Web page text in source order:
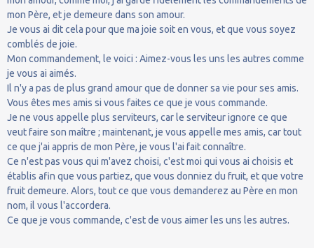
mon Père, et je demeure dans son amour.
Je vous ai dit cela pour que ma joie soit en vous, et que vous soyez
comblés de joie.
Mon commandement, le voici : Aimez-vous les uns les autres comme
je vous ai aimés.
Il n'y a pas de plus grand amour que de donner sa vie pour ses amis.
Vous êtes mes amis si vous faites ce que je vous commande.
Je ne vous appelle plus serviteurs, car le serviteur ignore ce que
veut faire son maître ; maintenant, je vous appelle mes amis, car tout
ce que j'ai appris de mon Père, je vous l'ai fait connaître.
Ce n'est pas vous qui m'avez choisi, c'est moi qui vous ai choisis et
établis afin que vous partiez, que vous donniez du fruit, et que votre
fruit demeure. Alors, tout ce que vous demanderez au Père en mon
nom, il vous l'accordera.
Ce que je vous commande, c'est de vous aimer les uns les autres.